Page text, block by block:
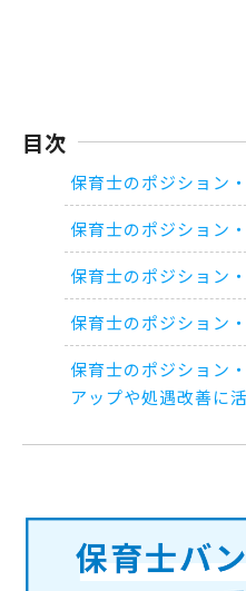
目次
保育士のポジション
保育士のポジション
保育士のポジション
保育士のポジション
保育士のポジション
アップや処遇改善に